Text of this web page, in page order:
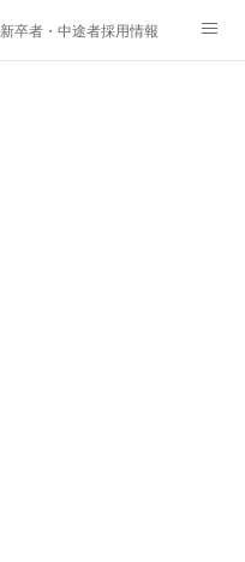
新卒者・中途者採用情報